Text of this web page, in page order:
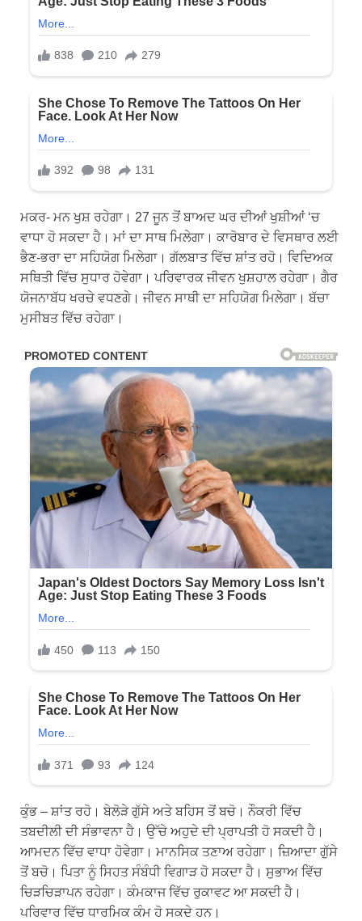
ਮਕਰ- ਮਨ ਖੁਸ਼ ਰਹੇਗਾ। 27 ਜੂਨ ਤੋਂ ਬਾਅਦ ਘਰ ਦੀਆਂ ਖੁਸ਼ੀਆਂ ‘ਚ
ਵਾਧਾ ਹੋ ਸਕਦਾ ਹੈ। ਮਾਂ ਦਾ ਸਾਥ ਮਿਲੇਗਾ। ਕਾਰੋਬਾਰ ਦੇ ਵਿਸਥਾਰ ਲਈ
ਭੈਣ-ਭਰਾ ਦਾ ਸਹਿਯੋਗ ਮਿਲੇਗਾ। ਗੱਲਬਾਤ ਵਿੱਚ ਸ਼ਾਂਤ ਰਹੋ। ਵਿਦਿਅਕ
ਸਥਿਤੀ ਵਿੱਚ ਸੁਧਾਰ ਹੋਵੇਗਾ। ਪਰਿਵਾਰਕ ਜੀਵਨ ਖੁਸ਼ਹਾਲ ਰਹੇਗਾ। ਗੈਰ
ਯੋਜਨਾਬੱਧ ਖਰਚੇ ਵਧਣਗੇ। ਜੀਵਨ ਸਾਥੀ ਦਾ ਸਹਿਯੋਗ ਮਿਲੇਗਾ। ਬੱਚਾ
ਮੁਸੀਬਤ ਵਿੱਚ ਰਹੇਗਾ।
ਕੁੰਭ – ਸ਼ਾਂਤ ਰਹੋ। ਬੇਲੋੜੇ ਗੁੱਸੇ ਅਤੇ ਬਹਿਸ ਤੋਂ ਬਚੋ। ਨੌਕਰੀ ਵਿੱਚ
ਤਬਦੀਲੀ ਦੀ ਸੰਭਾਵਨਾ ਹੈ। ਉੱਚੇ ਅਹੁਦੇ ਦੀ ਪ੍ਰਾਪਤੀ ਹੋ ਸਕਦੀ ਹੈ।
ਆਮਦਨ ਵਿੱਚ ਵਾਧਾ ਹੋਵੇਗਾ। ਮਾਨਸਿਕ ਤਣਾਅ ਰਹੇਗਾ। ਜ਼ਿਆਦਾ ਗੁੱਸੇ
ਤੋਂ ਬਚੋ। ਪਿਤਾ ਨੂੰ ਸਿਹਤ ਸੰਬੰਧੀ ਵਿਗਾੜ ਹੋ ਸਕਦਾ ਹੈ। ਸੁਭਾਅ ਵਿੱਚ
ਚਿੜਚਿੜਾਪਨ ਰਹੇਗਾ। ਕੰਮਕਾਜ ਵਿੱਚ ਰੁਕਾਵਟ ਆ ਸਕਦੀ ਹੈ।
ਪਰਿਵਾਰ ਵਿੱਚ ਧਾਰਮਿਕ ਕੰਮ ਹੋ ਸਕਦੇ ਹਨ।